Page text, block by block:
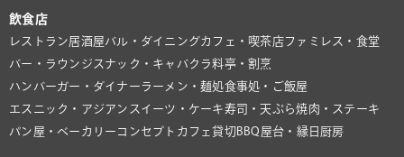
飲食店
レストラン居酒屋バル・ダイニングカフェ・喫茶店ファミレス・食堂
バー・ラウンジ スナック・キャバクラ料亭・割烹
ハンバーガー・ダイナーラーメン・麺処食事処・ご飯屋
エスニック・アジアン スイーツ・ケーキ寿司・天ぷら焼肉・ステーキ
パン屋・ベーカリー コンセプトカフェ貸切BBQ 屋台・縁日 厨房